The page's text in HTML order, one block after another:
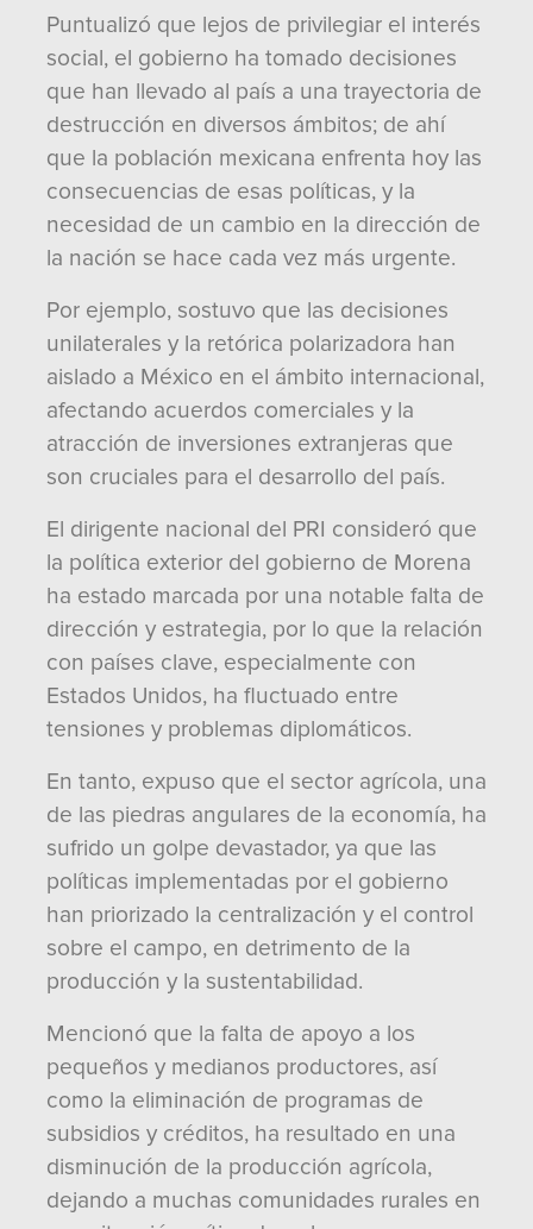
Puntualizó que lejos de privilegiar el interés
social, el gobierno ha tomado decisiones
que han llevado al país a una trayectoria de
destrucción en diversos ámbitos; de ahí
que la población mexicana enfrenta hoy las
consecuencias de esas políticas, y la
necesidad de un cambio en la dirección de
la nación se hace cada vez más urgente.
Por ejemplo, sostuvo que las decisiones
unilaterales y la retórica polarizadora han
aislado a México en el ámbito internacional,
afectando acuerdos comerciales y la
atracción de inversiones extranjeras que
son cruciales para el desarrollo del país.
El dirigente nacional del PRI consideró que
la política exterior del gobierno de Morena
ha estado marcada por una notable falta de
dirección y estrategia, por lo que la relación
con países clave, especialmente con
Estados Unidos, ha fluctuado entre
tensiones y problemas diplomáticos.
En tanto, expuso que el sector agrícola, una
de las piedras angulares de la economía, ha
sufrido un golpe devastador, ya que las
políticas implementadas por el gobierno
han priorizado la centralización y el control
sobre el campo, en detrimento de la
producción y la sustentabilidad.
Mencionó que la falta de apoyo a los
pequeños y medianos productores, así
como la eliminación de programas de
subsidios y créditos, ha resultado en una
disminución de la producción agrícola,
dejando a muchas comunidades rurales en